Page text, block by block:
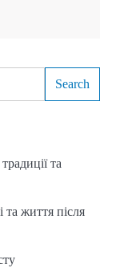
Search
та
життя після